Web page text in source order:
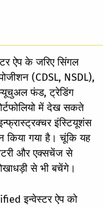
ऐप के जरिए सिंगल
(CDSL, NSDL),
फंड, ट्रेडिंग
में देख सकते
इंस्टियूशंस
किया गया है। चूंकि यह
और एक्सचेंज से
से भी बचेंगे।
इन्वेस्टर ऐप को